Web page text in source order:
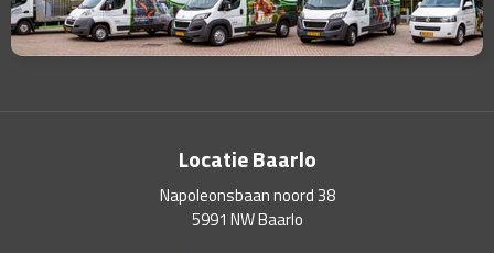
Locatie Baarlo
Napoleonsbaan noord 38
5991 NW Baarlo